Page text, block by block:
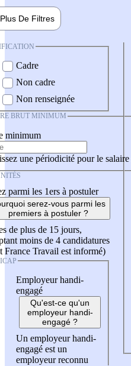
Plus De Filtres
Cadre
Non cadre
Non renseignée
BRUT MINIMUM
minimum
une périodicité pour le salaire
parmi les 1ers à postuler
serez-vous parmi les
premiers à postuler ?
de plus de 15 jours,
moins de 4 candidatures
France Travail est informé)
Employeur handi-
engagé
Qu'est-ce qu'un
employeur handi-
engagé ?
Un employeur handi-
engagé est un
employeur reconnu